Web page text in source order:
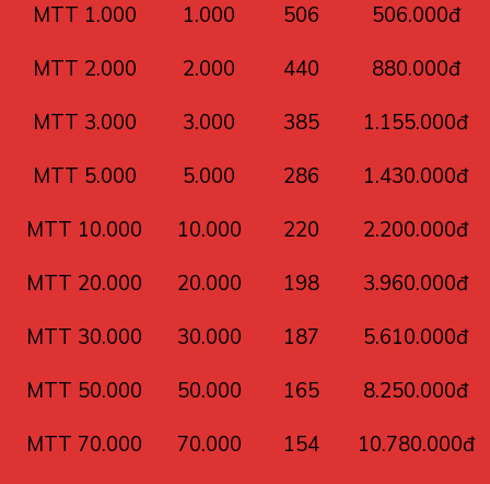
MTT 1.000 1.000 506 506.000đ
MTT 2.000 2.000 440 880.000đ
MTT 3.000 3.000 385 1.155.000đ
MTT 5.000 5.000 286 1.430.000đ
MTT 10.000 10.000 220 2.200.000đ
MTT 20.000 20.000 198 3.960.000đ
MTT 30.000 30.000 187 5.610.000đ
MTT 50.000 50.000 165 8.250.000đ
MTT 70.000 70.000 154 10.780.000đ